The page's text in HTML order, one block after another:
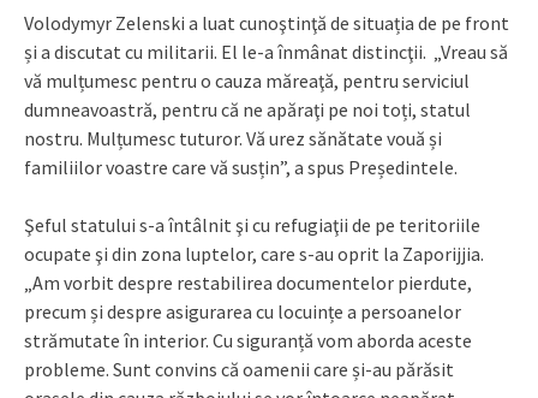
Volodymyr Zelenski a luat cunoştinţă de situația de pe front
și a discutat cu militarii. El le-a înmânat distincţii. „Vreau să
vă mulțumesc pentru o cauza măreaţă, pentru serviciul
dumneavoastră, pentru că ne apăraţi pe noi toți, statul
nostru. Mulțumesc tuturor. Vă urez sănătate vouă și
familiilor voastre care vă susțin”, a spus Președintele.
Şeful statului s-a întâlnit şi cu refugiaţii de pe teritoriile
ocupate şi din zona luptelor, care s-au oprit la Zaporijjia.
„Am vorbit despre restabilirea documentelor pierdute,
precum și despre asigurarea cu locuințe a persoanelor
strămutate în interior. Cu siguranță vom aborda aceste
probleme. Sunt convins că oamenii care și-au părăsit